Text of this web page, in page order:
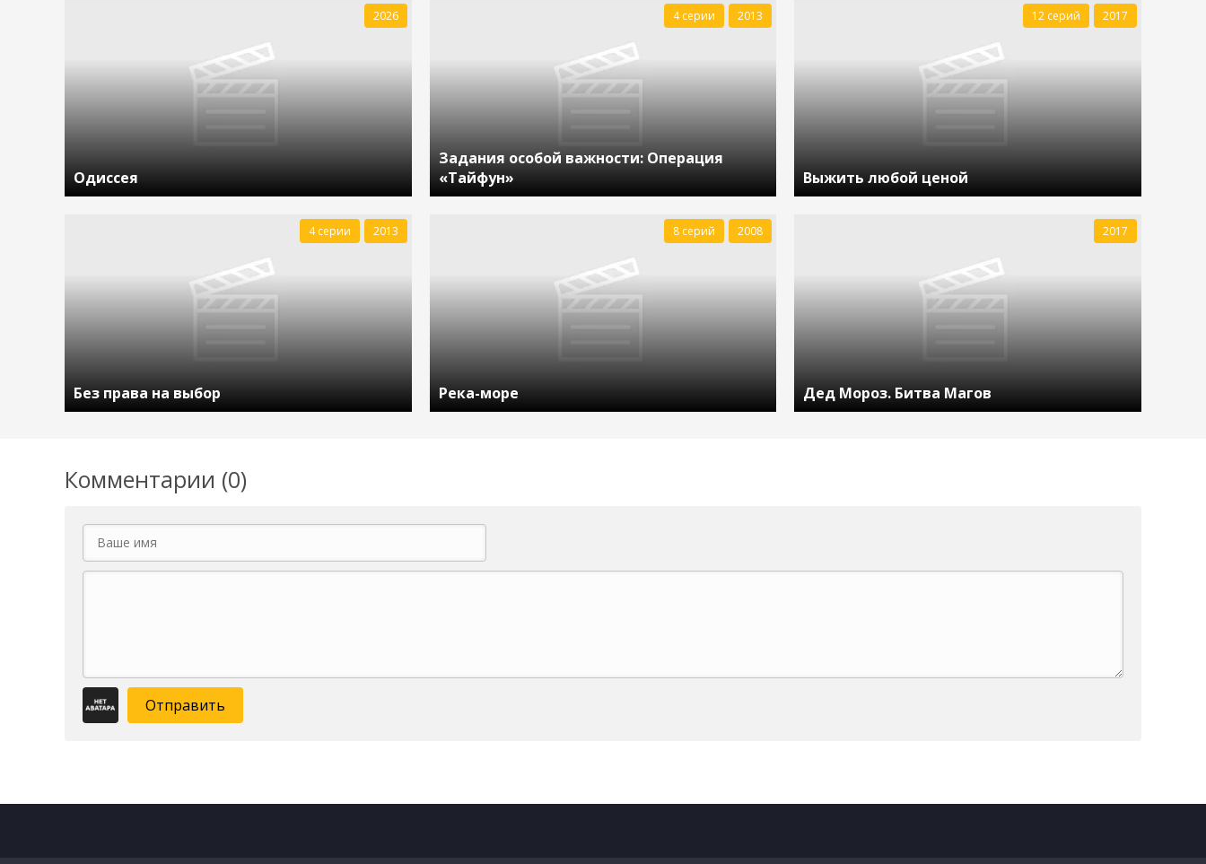
Одиссея
2026
Задания особой важности: Операция
«Тайфун»
4 серии 2013
Выжить любой ценой
12 серий 2017
Без права на выбор
4 серии 2013
Река-море
8 серий 2008
Дед Мороз. Битва Магов
2017
Комментарии (0)
Отправить